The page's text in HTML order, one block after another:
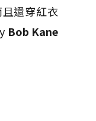
還穿紅衣
Bob Kane